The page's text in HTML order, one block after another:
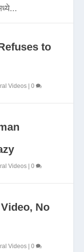
to
Videos |0
Videos |0
No
Videos |0